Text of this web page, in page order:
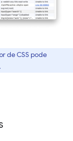
de CSS pode